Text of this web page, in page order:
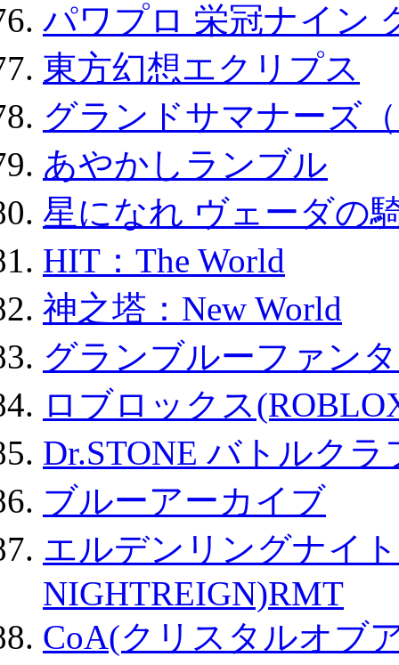
パワプロ 栄冠ナイン
東方幻想エクリプス
グランドサマナーズ
あやかしランブル
星になれ ヴェーダの
HIT：The World
神之塔：New World
グランブルーファン
ロブロックス
Dr.STONE バトルク
ブルーアーカイブ
エルデンリングナイ
NIGHTREIGN)RMT
CoA(クリスタルオブ